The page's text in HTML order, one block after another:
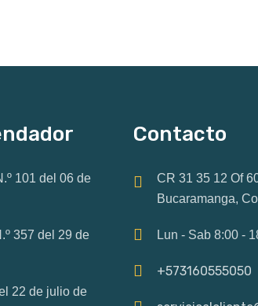
101 del 06 de
357 del 29 de
22 de julio de
Contacto
CR 31 35 12 Of
Bucaramanga,
Lun - Sab 8:00 -
+573160555050